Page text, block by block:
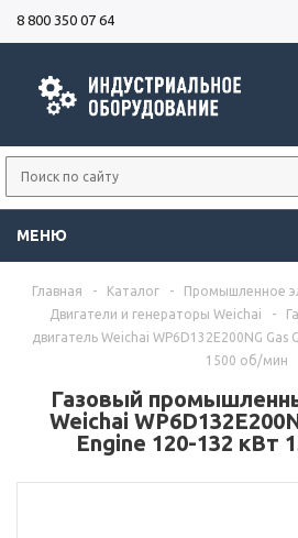
8 800 350 07 64
МЕНЮ
Главная - Каталог - Промышленное
Двигатели и генераторы Weichai
-
двигатель Weichai WP6D132E200NG Gas
1500 об/мин
Газовый
Weichai
Engine 120-132 кВт